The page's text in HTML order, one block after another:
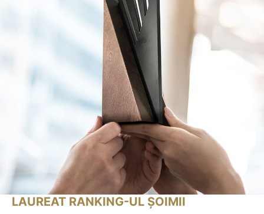
LAUREAT RANKING-UL ȘOIMII